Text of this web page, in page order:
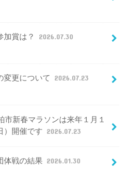
加賞は？ 2026.07.30
変更について 2026.07.23
市新春マラソンは来年１月１
）開催です 2026.07.23
体戦の結果 2026.01.30